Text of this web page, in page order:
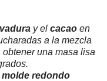
y el cacao en
a la mezcla
una masa lisa
molde redondo